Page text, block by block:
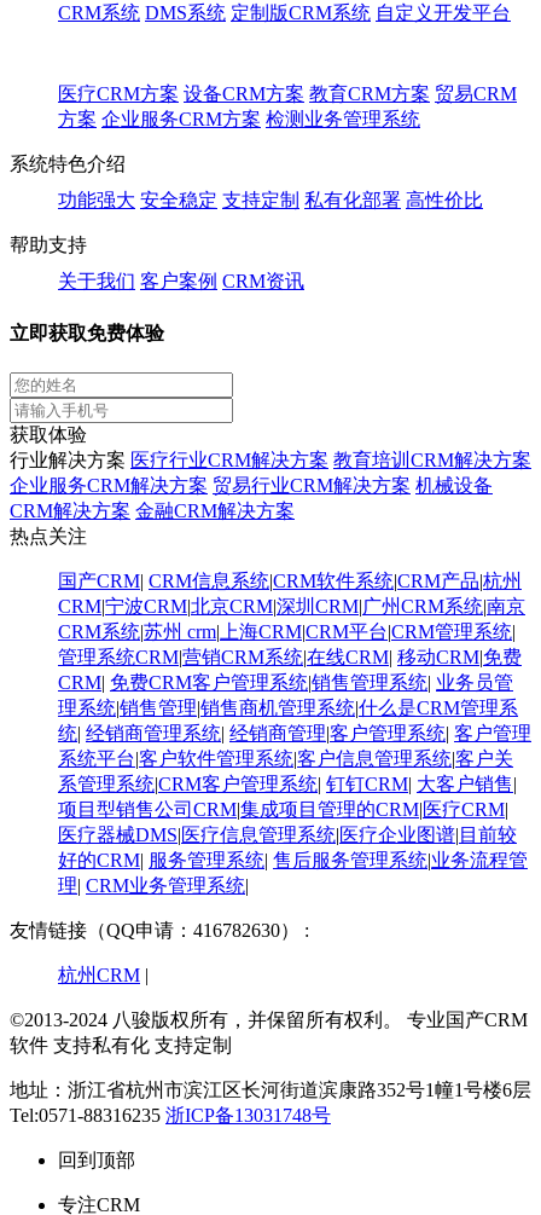
CRM系统 DMS系统 定制版CRM系统 自定义开发平台
医疗CRM方案 设备CRM方案 教育CRM方案 贸易CRM
方案 企业服务CRM方案 检测业务管理系统
系统特色介绍
功能强大 安全稳定 支持定制 私有化部署 高性价比
帮助支持
关于我们 客户案例 CRM资讯
立即获取免费体验
获取体验
行业解决方案 医疗行业CRM解决方案 教育培训CRM解决方案
企业服务CRM解决方案 贸易行业CRM解决方案 机械设备
CRM解决方案 金融CRM解决方案
热点关注
国产CRM| CRM信息系统|CRM软件系统|CRM产品|杭州
CRM|宁波CRM|北京CRM|深圳CRM|广州CRM系统|南京
CRM系统|苏州 crm| 上海CRM|CRM平台|CRM管理系统|
管理系统CRM|营销CRM系统|在线CRM| 移动CRM|免费
CRM| 免费CRM客户管理系统|销售管理系统| 业务员管
理系统|销售管理|销售商机管理系统|什么是CRM管理系
统| 经销商管理系统| 经销商管理|客户管理系统| 客户管理
系统平台|客户软件管理系统|客户信息管理系统|客户关
系管理系统|CRM客户管理系统| 钉钉CRM| 大客户销售|
项目型销售公司CRM|集成项目管理的CRM|医疗CRM|
医疗器械DMS|医疗信息管理系统|医疗企业图谱| ​目前较
好的CRM| 服务管理系统| 售后服务管理系统|业务流程管
理| CRM业务管理系统|
友情链接（QQ申请：416782630） :
杭州CRM |
©2013-2024 八骏版权所有，并保留所有权利。 专业国产CRM
软件 支持私有化 支持定制
地址：浙江省杭州市滨江区长河街道滨康路352号1幢1号楼6层
Tel:0571-88316235 浙ICP备13031748号
回到顶部
专注CRM